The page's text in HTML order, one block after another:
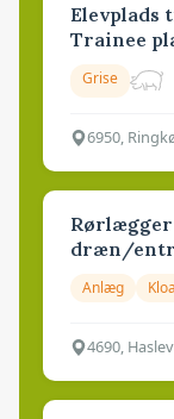
Elevplads
Trainee
Grise
6950,
dræn/
Anlæg
4690, Haslev